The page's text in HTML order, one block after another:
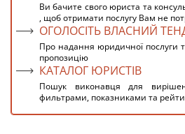
Ви бачите свого юриста та
, щоб отримати послугу Вам не
ОГОЛОСІТЬ ВЛАСНИЙ
Про надання юридичної послуги
пропозицію
КАТАЛОГ ЮРИСТІВ
Пошук виконавця для
фильтрами, показниками та